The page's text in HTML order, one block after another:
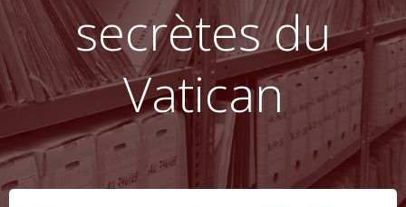
secrètes du
Vatican